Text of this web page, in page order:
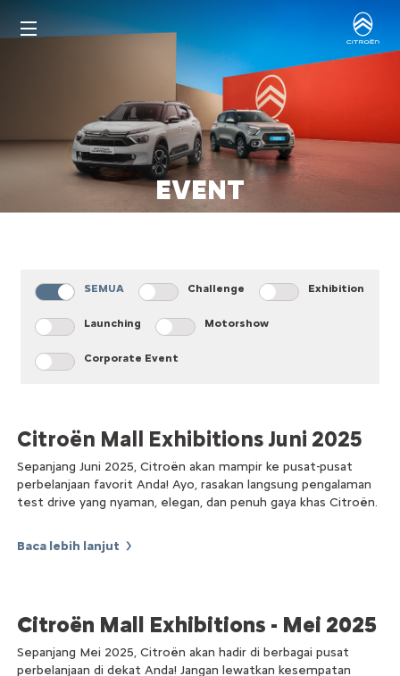
EVENT
SEMUA Challenge Exhibition
Launching Motorshow
Corporate Event
Citroën Mall ExhibitionsJuni 2025
Sepanjang Juni 2025, Citroën akan mampir ke pusat-pusat
perbelanjaan favorit Anda! Ayo, rasakan langsung pengalaman
test drive yang nyaman, elegan, dan penuh gaya khas Citroën.
Baca lebih lanjut
Citroën Mall Exhibitions - Mei 2025
Sepanjang Mei 2025, Citroën akan hadir di berbagai pusat
perbelanjaan di dekat Anda! Jangan lewatkan kesempatan